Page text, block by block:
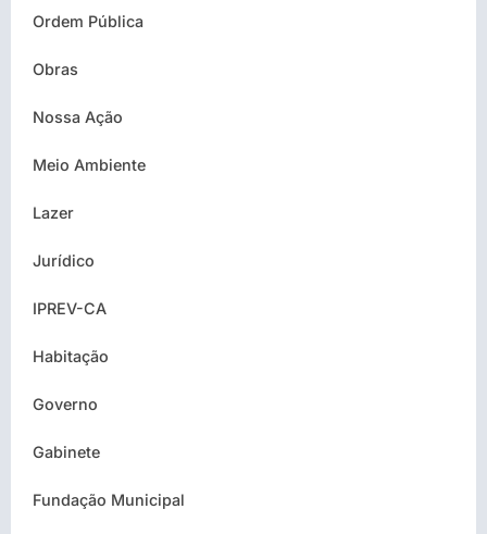
Ordem Pública
Obras
Nossa Ação
Meio Ambiente
Lazer
Jurídico
IPREV-CA
Habitação
Governo
Gabinete
Fundação Municipal